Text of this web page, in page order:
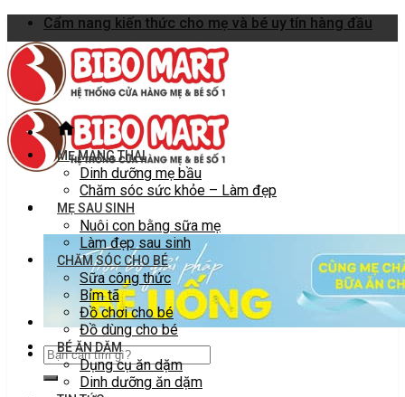
Skip
to
content
Cẩm nang kiến thức cho mẹ và bé uy tín hàng đầu
MẸ MANG THAI
Dinh dưỡng mẹ bầu
Chăm sóc sức khỏe – Làm đẹp
MẸ SAU SINH
Nuôi con bằng sữa mẹ
Làm đẹp sau sinh
CHĂM SÓC CHO BÉ
Sữa công thức
Bỉm tã
Đồ chơi cho bé
Đồ dùng cho bé
BÉ ĂN DẶM
Dụng cụ ăn dặm
Dinh dưỡng ăn dặm